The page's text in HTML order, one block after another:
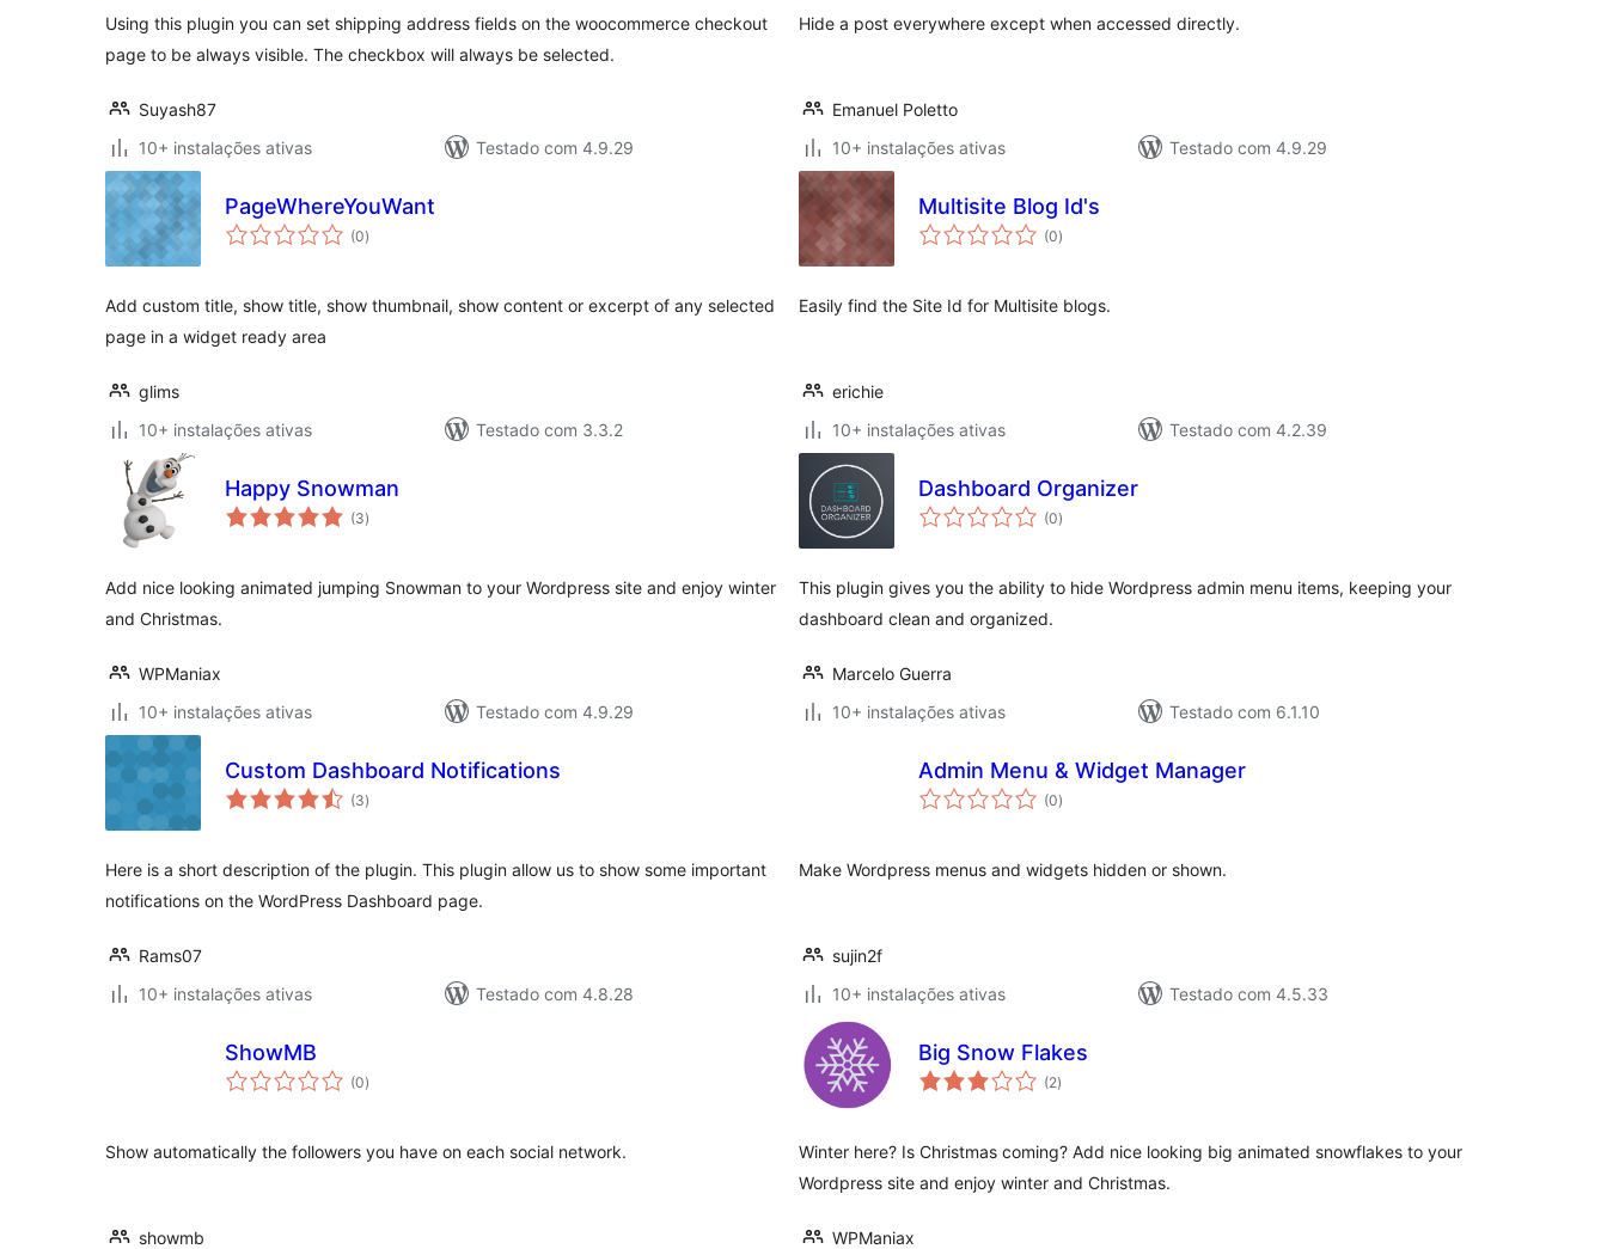
Using this plugin you can set shipping address fields on the woocommerce checkout
page to be always visible. The checkbox will always be selected.
Suyash87
10+ instalações ativas
Testado com 4.9.29
Hide a post everywhere except when accessed directly.
Emanuel Poletto
10+ instalações ativas
Testado com 4.9.29
PageWhereYouWant
(0avaliações
totais
)
Add custom title, show title, show thumbnail, show content or excerpt of any selected
page in a widget ready area
glims
10+ instalações ativas
Testado com 3.3.2
Multisite Blog Id's
(0avaliações
totais
)
Easily find the Site Id for Multisite blogs.
erichie
10+ instalações ativas
Testado com 4.2.39
Happy Snowman
(3avaliações
totais
)
Add nice looking animated jumping Snowman to your Wordpress site and enjoy winter
and Christmas.
WPManiax
10+ instalações ativas
Testado com 4.9.29
Dashboard Organizer
(0avaliações
totais
)
This plugin gives you the ability to hide Wordpress admin menu items, keeping your
dashboard clean and organized.
Marcelo Guerra
10+ instalações ativas
Testado com 6.1.10
Custom Dashboard Notifications
(3avaliações
totais
)
Here is a short description of the plugin. This plugin allow us to show some important
notifications on the WordPress Dashboard page.
Rams07
10+ instalações ativas
Testado com 4.8.28
Admin Menu & Widget Manager
(0avaliações
totais
)
Make Wordpress menus and widgets hidden or shown.
sujin2f
10+ instalações ativas
Testado com 4.5.33
ShowMB
(0avaliações
totais
)
Show automatically the followers you have on each social network.
showmb
Big Snow Flakes
(2avaliações
totais
)
Winter here? Is Christmas coming? Add nice looking big animated snowflakes to your
Wordpress site and enjoy winter and Christmas.
WPManiax